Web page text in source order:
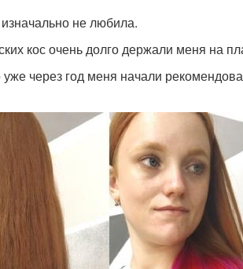
не любила.
кос очень долго держали меня на
через год меня начали